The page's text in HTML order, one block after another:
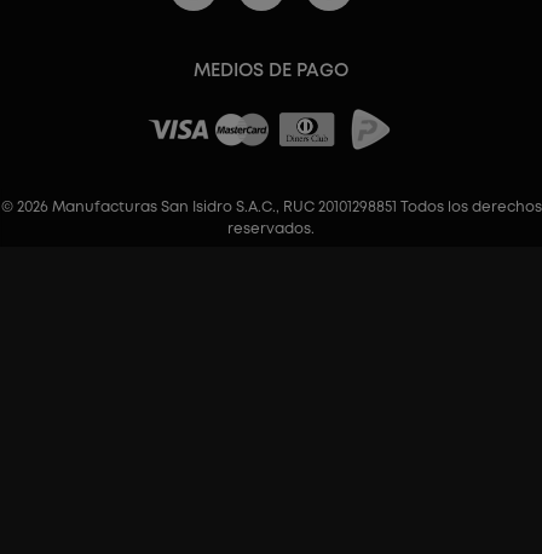
MEDIOS DE PAGO
© 2026 Manufacturas San Isidro S.A.C., RUC 20101298851 Todos los derechos
reservados.